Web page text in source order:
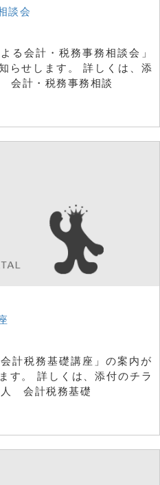
談会
る会計・税務事務相談会」
らせします。 詳しくは、添
会計・税務事務相談
計税務基礎講座」の案内が
す。 詳しくは、添付のチラ
人 会計税務基礎